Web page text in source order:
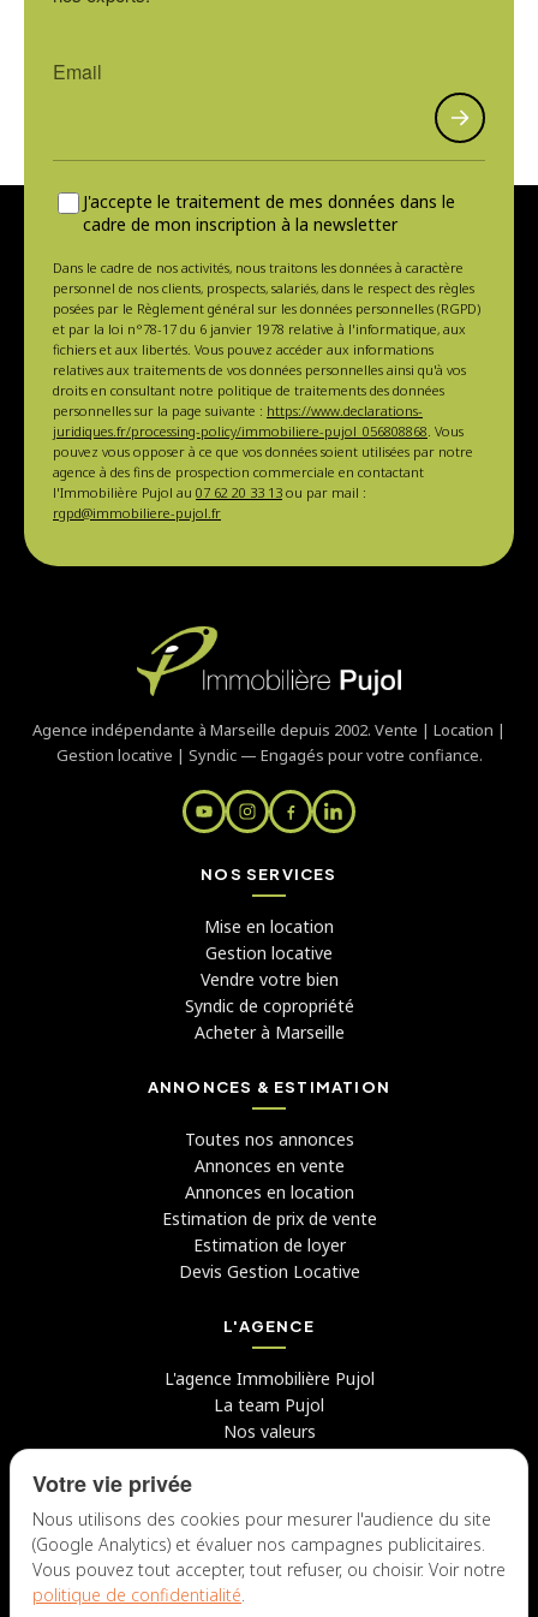
J'accepte le traitement de mes données dans le
cadre de mon inscription à la newsletter
Dans le cadre de nos activités, nous traitons les données à caractère
personnel de nos clients, prospects, salariés, dans le respect des règles
posées par le Règlement général sur les données personnelles (RGPD)
et par la loi n°78-17 du 6 janvier 1978 relative à l'informatique, aux
fichiers et aux libertés. Vous pouvez accéder aux informations
relatives aux traitements de vos données personnelles ainsi qu'à vos
droits en consultant notre politique de traitements des données
personnelles sur la page suivante : https://www.declarations-
juridiques.fr/processing-policy/immobiliere-pujol_056808868. Vous
pouvez vous opposer à ce que vos données soient utilisées par notre
agence à des fins de prospection commerciale en contactant
l'Immobilière Pujol au 07 62 20 33 13 ou par mail :
rgpd@immobiliere-pujol.fr
Agence indépendante à Marseille depuis 2002. Vente | Location |
Gestion locative | Syndic — Engagés pour votre confiance.
NOS SERVICES
Mise en location
Gestion locative
Vendre votre bien
Syndic de copropriété
Acheter à Marseille
ANNONCES & ESTIMATION
Toutes nos annonces
Annonces en vente
Annonces en location
Estimation de prix de vente
Estimation de loyer
Devis Gestion Locative
L'AGENCE
L'agence Immobilière Pujol
La team Pujol
Nos valeurs
Avis clients
Candidater chez nous
NOUS CONTACTER
Votre vie privée
Nous utilisons des cookies pour mesurer l'audience du site
(Google Analytics) et évaluer nos campagnes publicitaires.
Vous pouvez tout accepter, tout refuser, ou choisir. Voir notre
politique de confidentialité.